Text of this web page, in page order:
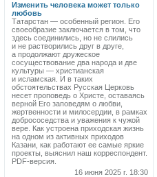
Изменить человека может только
любовь
Татарстан — особенный регион. Его
своеобразие заключается в том, что
здесь соединились, но не слились
и не растворились друг в друге,
а продолжают дружеское
сосуществование два народа и две
культуры — христианская
и исламская. И в таких
обстоятельствах Русская Церковь
несет проповедь о Христе, оставаясь
верной Его заповедям о любви,
жертвенности и милосердии, в рамках
добрососедства и уважения к чужой
вере. Как устроена приходская жизнь
на одном из активных приходов
Казани, как работают ее самые яркие
проекты, выяснил наш корреспондент.
PDF-версия.
16 июня 2025 г. 18:30